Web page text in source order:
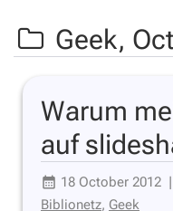
Geek,
Warum
auf
18 October 2012 |
Biblionetz, Geek